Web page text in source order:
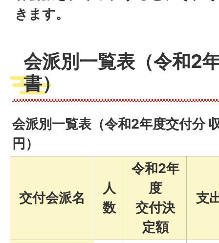
きます。
会派別一覧表（令和2
書）
会派別一覧表（令和2年度交付分
円）
交付会派名
人
数
令和2年
度
交付決
定額
支